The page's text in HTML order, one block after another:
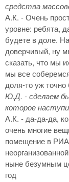
средства
А.К. - Очень
уровне: ребята,
будете в доле.
доверчивый, ну
сказать, что мы
мы все
доля-то уж
Ю.Д. - сделаем
которое
А.К. - да-да-да,
очень многие
помещение в РИА
ныне безумным
год